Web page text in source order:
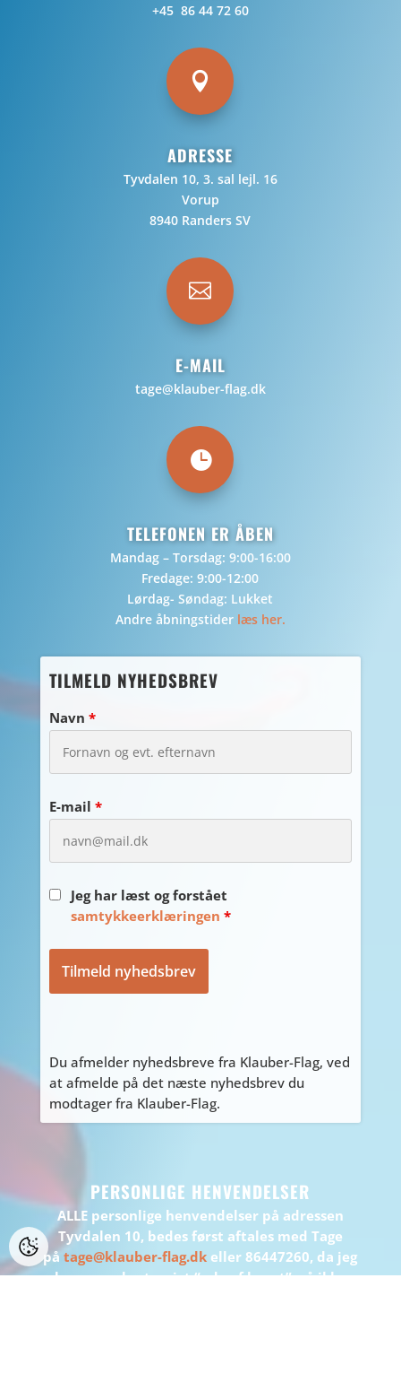
+45 86 44 72 60

ADRESSE
Tyvdalen 10, 3. sal lejl. 16
Vorup
8940 Randers SV

E-MAIL
tage@klauber-flag.dk

TELEFONEN ER ÅBEN
Mandag – Torsdag: 9:00-16:00
Fredage: 9:00-12:00
Lørdag- Søndag: Lukket
Andre åbningstider læs her.
TILMELD NYHEDSBREV
Navn *
E-mail *
Jeg har læst og forstået
samtykkeerklæringen *
Du afmelder nyhedsbreve fra Klauber-Flag, ved
at afmelde på det næste nyhedsbrev du
modtager fra Klauber-Flag.
PERSONLIGE HENVENDELSER
ALLE personlige henvendelser på adressen
Tyvdalen 10, bedes først aftales med Tage
på tage@klauber-flag.dk eller 86447260, da jeg
kan være kortvarigt “ude af huset”, gå ikke